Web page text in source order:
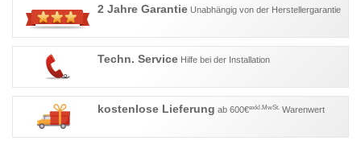
2 Jahre Garantie Unabhängig von der Herstellergarantie
Techn. Service Hilfe bei der Installation
kostenlose Lieferung ab 600€exkl.MwSt. Warenwert